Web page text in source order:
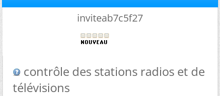
inviteab7c5f27
contrôle des stations radios et de
télévisions